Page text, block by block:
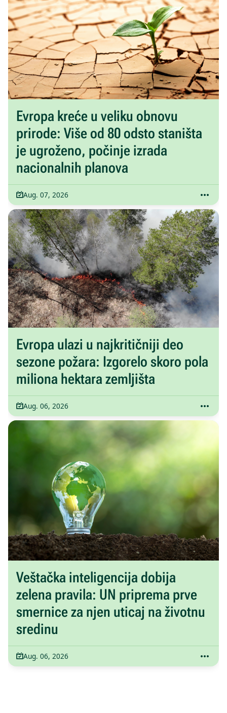
Evropa kreće u veliku obnovu
prirode: Više od 80 odsto staništa
je ugroženo, počinje izrada
nacionalnih planova
Aug. 07, 2026
Evropa ulazi u najkritičniji deo
sezone požara: Izgorelo skoro pola
miliona hektara zemljišta
Aug. 06, 2026
Veštačka inteligencija dobija
zelena pravila: UN priprema prve
smernice za njen uticaj na životnu
sredinu
Aug. 06, 2026